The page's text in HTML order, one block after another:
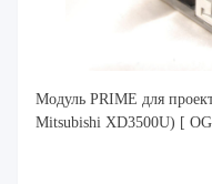
Модуль PRIME для
Mitsubishi XD3500U) [